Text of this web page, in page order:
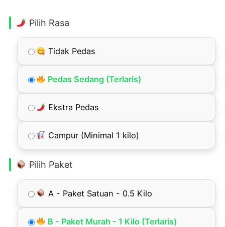
Pilih Rasa
Tidak Pedas
Pedas Sedang (Terlaris)
Ekstra Pedas
Campur (Minimal 1 kilo)
Pilih Paket
A - Paket Satuan - 0.5 Kilo
B - Paket Murah - 1 Kilo (Terlaris)